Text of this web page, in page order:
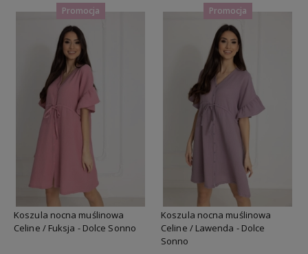
Koszula nocna muślinowa
Celine / Fuksja - Dolce Sonno
Promocja
Koszula nocna muślinowa
Celine / Lawenda - Dolce
Sonno
Promocja